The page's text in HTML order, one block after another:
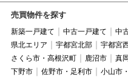
売買物件を探す
新築一戸建て 中古一戸建て 中
県北エリア
宇都宮北部 宇都宮
さくら市・高根沢町
鹿沼市 真
下野市
佐野市・足利市 小山市